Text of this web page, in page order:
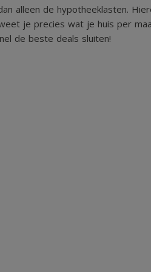
2025)
alleen de hypotheeklasten.
je precies wat je huis per
de beste deals sluiten!